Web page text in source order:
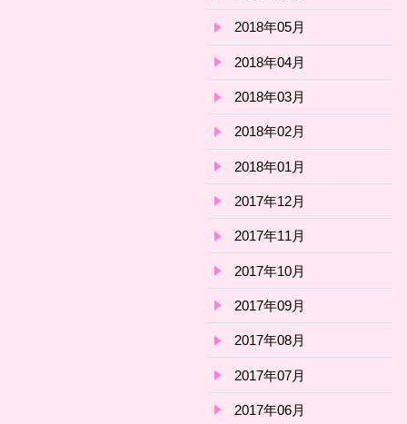
2018年05月
2018年04月
2018年03月
2018年02月
2018年01月
2017年12月
2017年11月
2017年10月
2017年09月
2017年08月
2017年07月
2017年06月